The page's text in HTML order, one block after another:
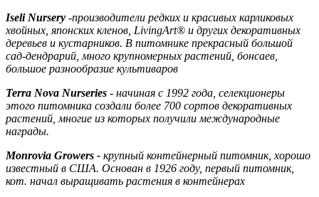
Iseli Nursery -производители редких и красивых карликовых
хвойных, японских кленов, LivingArt® и других декоративных
деревьев и кустарников. В питомнике прекрасный большой
сад-дендрарий, много крупномерных растений, бонсаев,
большое разнообразие культиваров
Terra Nova Nurseries - начиная с 1992 года, селекционеры
этого питомника создали более 700 сортов декоративных
растений, многие из которых получили международные
награды.
Monrovia Growers - крупный контейнерный питомник, хорошо
известный в США. Основан в 1926 году, первый питомник,
кот. начал выращивать растения в контейнерах